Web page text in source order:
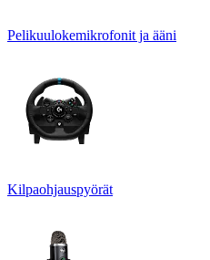
Pelikuulokemikrofonit ja ääni
Kilpaohjauspyörät